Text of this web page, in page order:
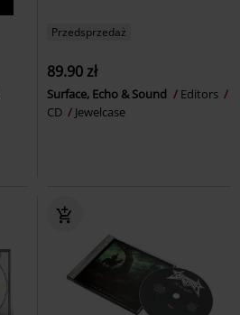
Przedsprzedaż
89.90 zł
Surface, Echo & Sound
Editors
CD
Jewelcase